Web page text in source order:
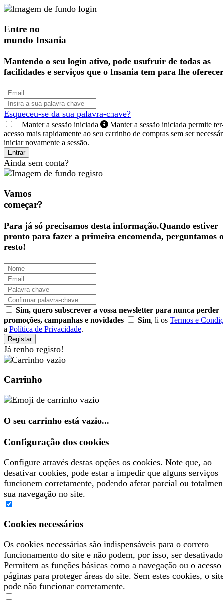
Entre no
mundo Insania
Mantendo o seu login ativo, pode usufruir de todas as
facilidades e serviços que o Insania tem para lhe
Esqueceu-se da sua palavra-chave?
Manter a sessão iniciada
Manter a sessão iniciada permite
acesso mais rapidamente ao seu carrinho de compras sem ser
iniciar novamente a sessão.
Entrar
Ainda sem conta?
Vamos
começar?
Para já só precisamos desta informação.Quando estiver
pronto para fazer a primeira encomenda, perguntamos o
resto!
Sim, quero subscrever a vossa newsletter para nunca perder
promoções, campanhas e novidades
Sim, li os Termos e
a Política de Privacidade.
Registar
Já tenho registo!
Carrinho
O seu carrinho está vazio...
Configuração dos cookies
Configure através destas opções os cookies. Note que, ao
desativar cookies, pode estar a impedir que alguns serviços
funcionem corretamente, podendo afetar parcial ou
sua navegação no site.
Cookies necessários
Os cookies necessárias são indispensáveis para o correto
funcionamento do site e não podem, por isso, ser
Permitem as funções básicas como a navegação ou o acesso
páginas para proteger áreas do site. Sem estes cookies, o
pode não funcionar corretamente.